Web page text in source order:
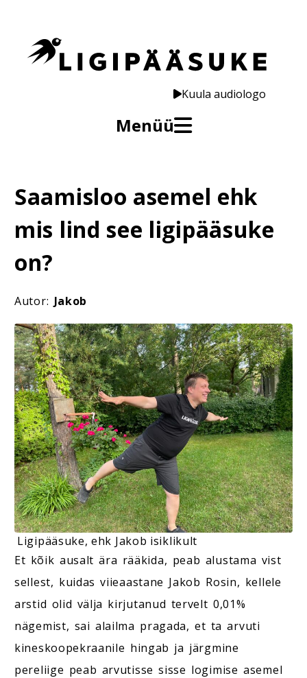
Kuula audiologo
Menüü
Saamisloo asemel ehk
mis lind see ligipääsuke
on?
Autor: Jakob
Ligipääsuke, ehk Jakob isiklikult
Et kõik ausalt ära rääkida, peab alustama vist
sellest, kuidas viieaastane Jakob Rosin, kellele
arstid olid välja kirjutanud tervelt 0,01%
nägemist, sai alailma pragada, et ta arvuti
kineskoopekraanile hingab ja järgmine
pereliige peab arvutisse sisse logimise asemel